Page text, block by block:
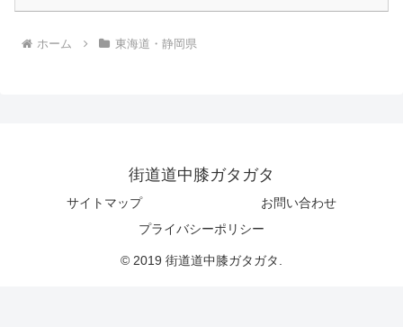
ホーム 東海道・静岡県
街道道中膝ガタガタ
サイトマップ
お問い合わせ
プライバシーポリシー
© 2019 街道道中膝ガタガタ.